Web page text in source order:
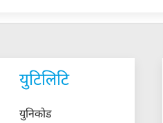
युटिलिटि
युनिकोड